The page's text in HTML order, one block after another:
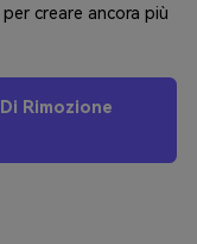
il nostro strumento
i tuoi video puliti e
Testo